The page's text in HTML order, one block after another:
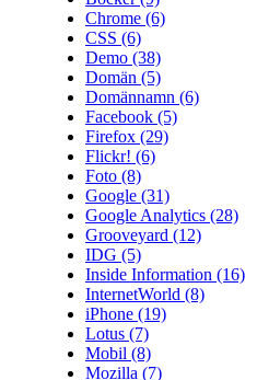
Chrome (6)
CSS (6)
Demo (38)
Domän (5)
Domännamn (6)
Facebook (5)
Firefox (29)
Flickr! (6)
Foto (8)
Google (31)
Google Analytics (28)
Grooveyard (12)
IDG (5)
Inside Information (16)
InternetWorld (8)
iPhone (19)
Lotus (7)
Mobil (8)
Mozilla (7)